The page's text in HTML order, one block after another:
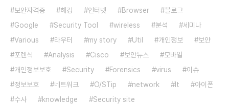
보안자격증
해킹 인터넷 Browser
블로그
Google
Security Tool wireless 분석
세미나
Various
라우터 my story Util 개인정보
보안
포렌식
Analysis Cisco 보안뉴스
모바일
개인정보보호
Security Forensics virus
이슈
정보보호
네트워크 O/STip network It
아이폰
수사
knowledge Security site